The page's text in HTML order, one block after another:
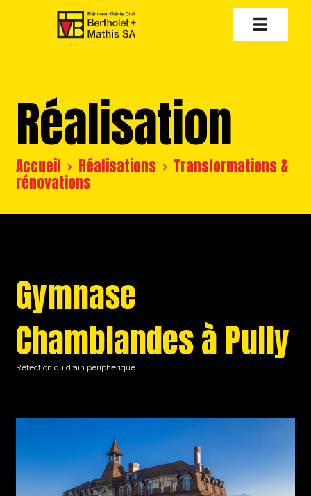
Réalisation
Accueil Réalisations Transformations &
rénovations
Gymnase
Chamblandes à Pully
Réfection du drain périphérique